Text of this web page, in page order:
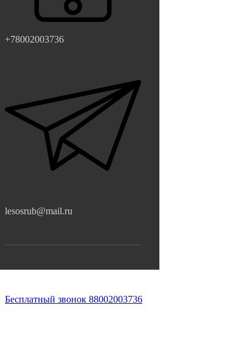
+78002003736
lesosrub@mail.ru
Бесплатный звонок 88002003736